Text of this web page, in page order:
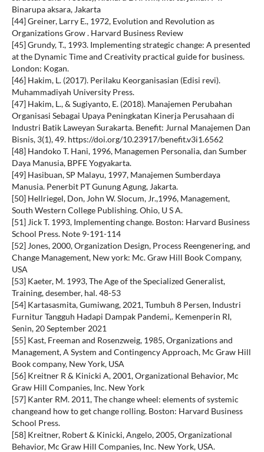
Binarupa aksara, Jakarta
[44] Greiner, Larry E., 1972, Evolution and Revolution as
Organizations Grow . Harvard Business Review
[45] Grundy, T., 1993. Implementing strategic change: A presented
at the Dynamic Time and Creativity practical guide for business.
London: Kogan.
[46] Hakim, L. (2017). Perilaku Keorganisasian (Edisi revi).
Muhammadiyah University Press.
[47] Hakim, L., & Sugiyanto, E. (2018). Manajemen Perubahan
Organisasi Sebagai Upaya Peningkatan Kinerja Perusahaan di
Industri Batik Laweyan Surakarta. Benefit: Jurnal Manajemen Dan
Bisnis, 3(1), 49. https://doi.org/10.23917/benefit.v3i1.6562
[48] Handoko T. Hani, 1996, Managemen Personalia, dan Sumber
Daya Manusia, BPFE Yogyakarta.
[49] Hasibuan, SP Malayu, 1997, Manajemen Sumberdaya
Manusia. Penerbit PT Gunung Agung, Jakarta.
[50] Hellriegel, Don, John W. Slocum, Jr.,1996, Management,
South Western College Publishing. Ohio, U S A.
[51] Jick T. 1993, Implementing change. Boston: Harvard Business
School Press. Note 9-191-114
[52] Jones, 2000, Organization Design, Process Reengenering, and
Change Management, New york: Mc. Graw Hill Book Company,
USA
[53] Kaeter, M. 1993, The Age of the Specialized Generalist,
Training, desember, hal. 48-53
[54] Kartasasmita, Gumiwang, 2021, Tumbuh 8 Persen, Industri
Furnitur Tangguh Hadapi Dampak Pandemi,. Kemenperin RI,
Senin, 20 September 2021
[55] Kast, Freeman and Rosenzweig, 1985, Organizations and
Management, A System and Contingency Approach, Mc Graw Hill
Book company, New York, USA
[56] Kreitner R & Kinicki A, 2001, Organizational Behavior, Mc
Graw Hill Companies, Inc. New York
[57] Kanter RM. 2011, The change wheel: elements of systemic
changeand how to get change rolling. Boston: Harvard Business
School Press.
[58] Kreitner, Robert & Kinicki, Angelo, 2005, Organizational
Behavior, Mc Graw Hill Companies, Inc. New York, USA.